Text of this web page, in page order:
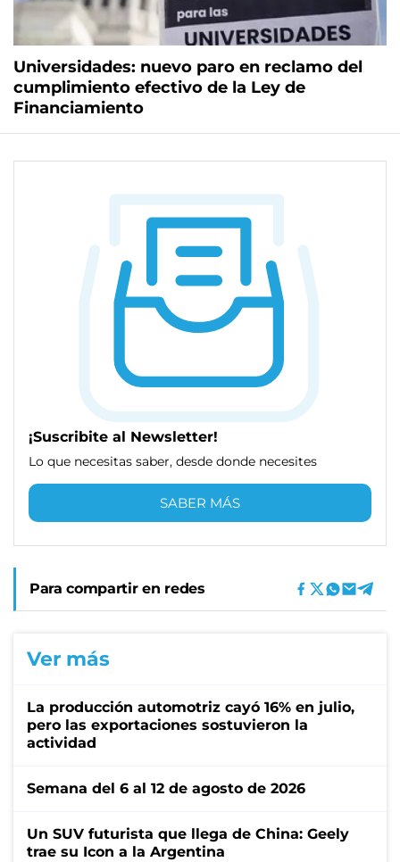
Universidades: nuevo paro en reclamo del
cumplimiento efectivo de la Ley de
Financiamiento
¡Suscribite al Newsletter!
Lo que necesitas saber, desde donde necesites
SABER MÁS
Para compartir en redes
Ver más
La producción automotriz cayó 16% en julio,
pero las exportaciones sostuvieron la
actividad
Semana del 6 al 12 de agosto de 2026
Un SUV futurista que llega de China: Geely
trae su Icon a la Argentina